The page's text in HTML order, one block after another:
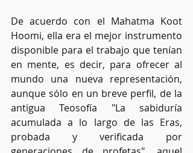
De acuerdo con el Mahatma Koot
Hoomi, ella era el mejor instrumento
disponible para el trabajo que tenían
en mente, es decir, para ofrecer al
mundo una nueva representación,
aunque sólo en un breve perfil, de la
antigua Teosofía "La sabiduría
acumulada a lo largo de las Eras,
probada y verificada por